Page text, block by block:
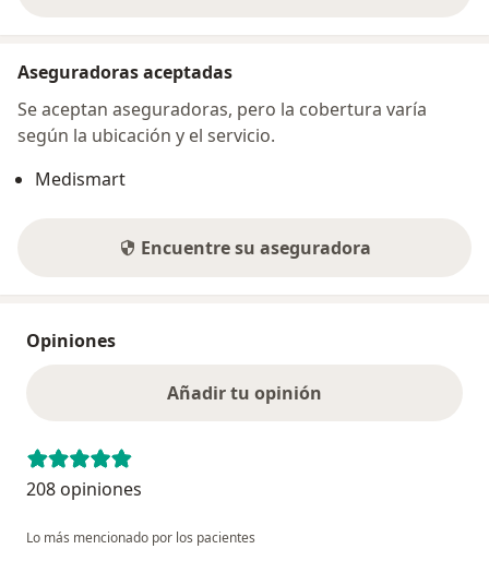
Aseguradoras aceptadas
Se aceptan aseguradoras, pero la cobertura varía
según la ubicación y el servicio.
Medismart
Encuentre su aseguradora
Opiniones
Añadir tu opinión
208 opiniones
Lo más mencionado por los pacientes